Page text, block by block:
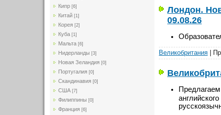
Кипр [6]
Китай [1]
Корея [2]
Куба [1]
Мальта [6]
Нидерланды [3]
Новая Зеландия [0]
Португалия [0]
Скандинавия [0]
США [7]
Филиппины [0]
Франция [6]
Лондон.
09.08.26
Великобритания |
Предлагаем